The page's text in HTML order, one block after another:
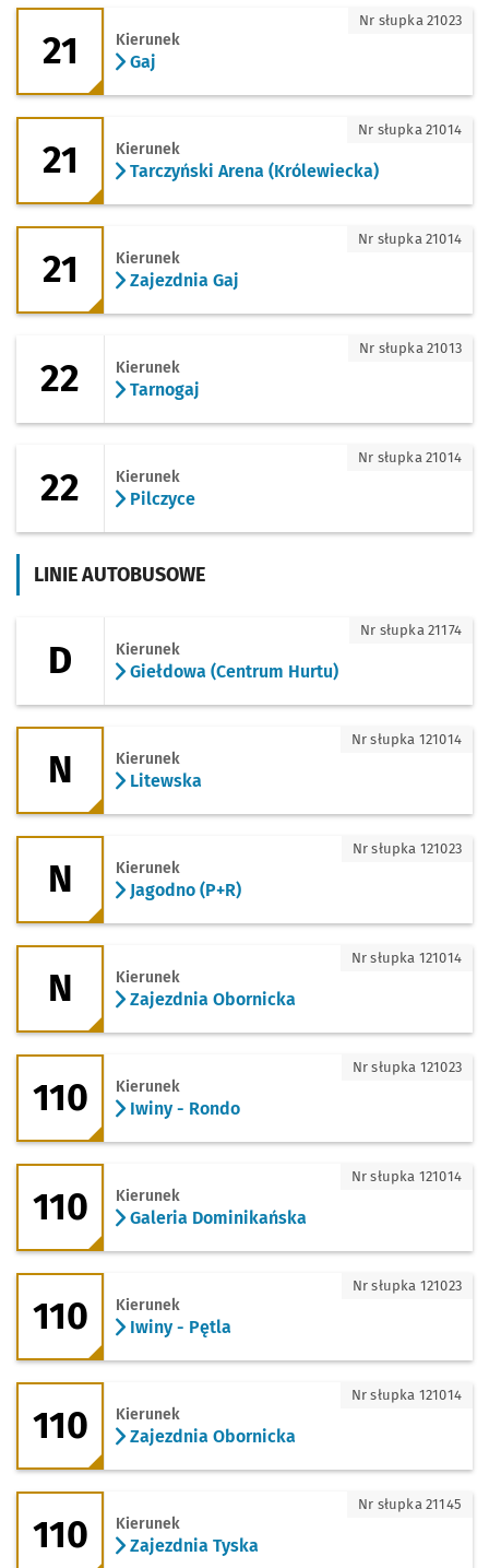
21 - kierunek Gaj
21 Kierunek
Gaj
Nr słupka 21023
21 - kierunek Tarczyński Arena
21 Kierunek
Tarczyński Arena (Królewiecka)
Nr słupka 21014
21 - kierunek Zajezdnia Gaj
21 Kierunek
Zajezdnia Gaj
Nr słupka 21014
22 Kierunek
Tarnogaj
Nr słupka 21013
22 Kierunek
Pilczyce
Nr słupka 21014
LINIE AUTOBUSOWE
D - kierunek Giełdowa (Centrum Hurtu)
D Kierunek
Giełdowa (Centrum Hurtu)
Nr słupka 21174
N - kierunek Litewska
N Kierunek
Litewska
Nr słupka 121014
N - kierunek Jagodno (P+R)
N Kierunek
Jagodno (P+R)
Nr słupka 121023
N - kierunek Zajezdnia Obornicka
N Kierunek
Zajezdnia Obornicka
Nr słupka 121014
110 - kierunek Iwiny - Rondo
110 Kierunek
Iwiny - Rondo
Nr słupka 121023
110 - kierunek Galeria Dominikańska
110 Kierunek
Galeria Dominikańska
Nr słupka 121014
110 - kierunek Iwiny - Pętla
110 Kierunek
Iwiny - Pętla
Nr słupka 121023
110 - kierunek Zajezdnia Obornicka
110 Kierunek
Zajezdnia Obornicka
Nr słupka 121014
110 - kierunek Zajezdnia Tyska
110 Kierunek
Zajezdnia Tyska
Nr słupka 21145